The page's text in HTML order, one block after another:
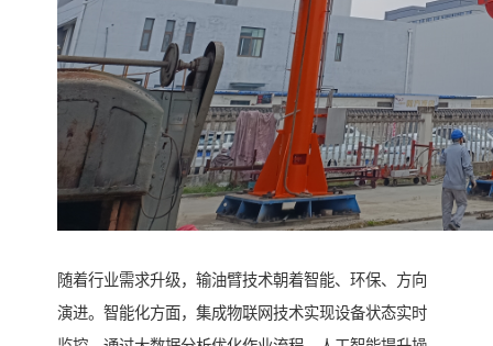
随着行业需求升级，输油臂技术朝着智能、环保、方向
演进。智能化方面，集成物联网技术实现设备状态实时